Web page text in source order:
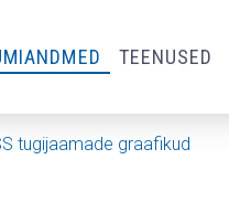
TEENUSED
tugijaamade graafikud